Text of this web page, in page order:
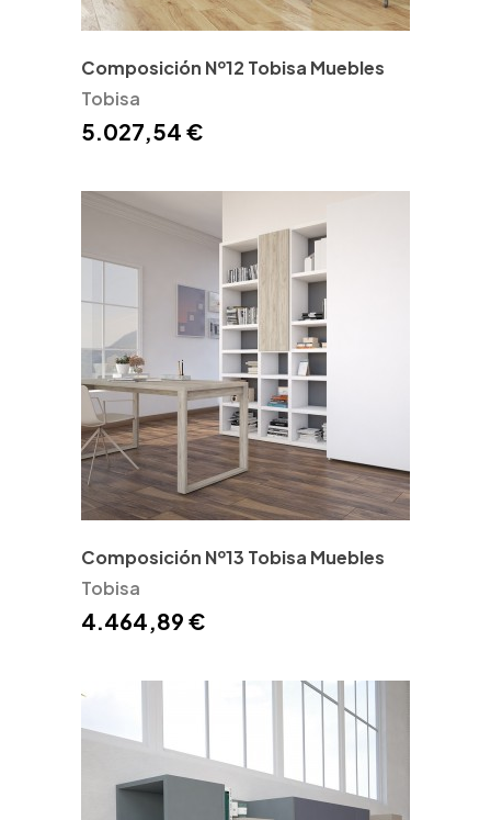
Composición Nº12 Tobisa Muebles
Tobisa
5.027,54 €
Composición Nº13 Tobisa Muebles
Tobisa
4.464,89 €